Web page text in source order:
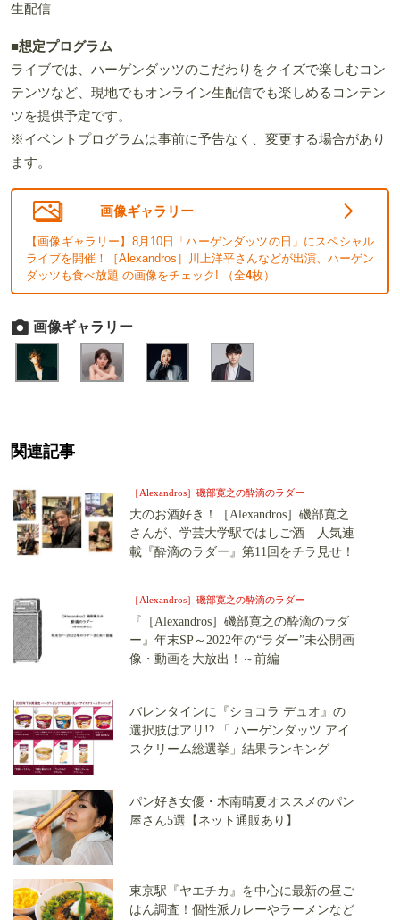
生配信
■想定プログラム
ライブでは、ハーゲンダッツのこだわりをクイズで楽しむコン
テンツなど、現地でもオンライン生配信でも楽しめるコンテン
ツを提供予定です。
※イベントプログラムは事前に予告なく、変更する場合があり
ます。
画像ギャラリー
【画像ギャラリー】8月10日「ハーゲンダッツの日」にスペシャル
ライブを開催！［Alexandros］川上洋平さんなどが出演、ハーゲン
ダッツも食べ放題 の画像をチェック! （全4枚）
画像ギャラリー
関連記事
［Alexandros］磯部寛之の酔滴のラダー
大のお酒好き！［Alexandros］磯部寛之
さんが、学芸大学駅ではしご酒 人気連
載『酔滴のラダー』第11回をチラ見せ！
［Alexandros］磯部寛之の酔滴のラダー
『［Alexandros］磯部寛之の酔滴のラダ
ー』年末SP～2022年の“ラダー”未公開画
像・動画を大放出！～前編
バレンタインに『ショコラ デュオ』の
選択肢はアリ!? 「 ハーゲンダッツ アイ
スクリーム総選挙」結果ランキング
パン好き女優・木南晴夏オススメのパン
屋さん5選【ネット通販あり】
東京駅『ヤエチカ』を中心に最新の昼ご
はん調査！個性派カレーやラーメンなど